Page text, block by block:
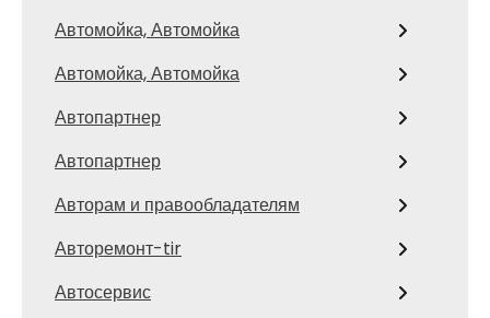
Автомойка, Автомойка
Автомойка, Автомойка
Автопартнер
Автопартнер
Авторам и правообладателям
Авторемонт-tir
Автосервис